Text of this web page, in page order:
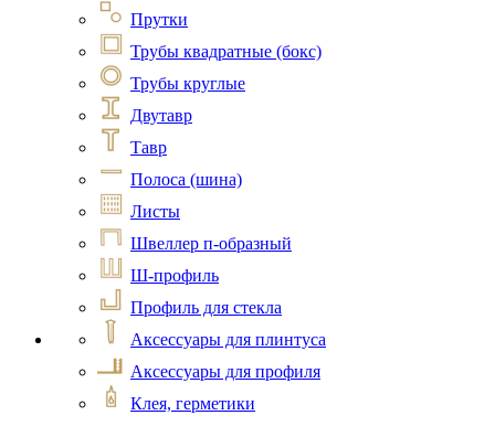
Прутки
Трубы квадратные (бокс)
Трубы круглые
Двутавр
Тавр
Полоса (шина)
Листы
Швеллер п-образный
Ш-профиль
Профиль для стекла
Аксессуары для плинтуса
Аксессуары для профиля
Клея, герметики